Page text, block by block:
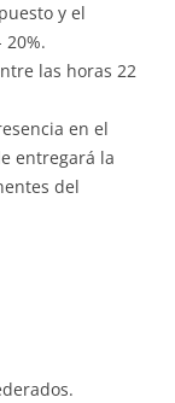
y el
las horas 22
en el
entregará la
del